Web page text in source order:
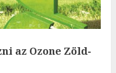
az Ozone Zöld-